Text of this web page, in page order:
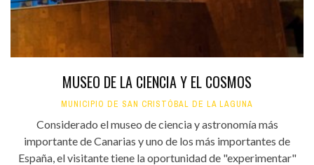
MUSEO DE LA CIENCIA Y EL COSMOS
MUNICIPIO DE SAN CRISTÓBAL DE LA LAGUNA
Considerado el museo de ciencia y astronomía más
importante de Canarias y uno de los más importantes de
España, el visitante tiene la oportunidad de "experimentar"